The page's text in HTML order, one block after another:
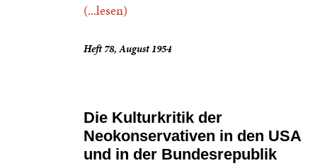
(...lesen)
Heft 78, August 1954
Die Kulturkritik der
Neokonservativen in den USA
und in der Bundesrepublik